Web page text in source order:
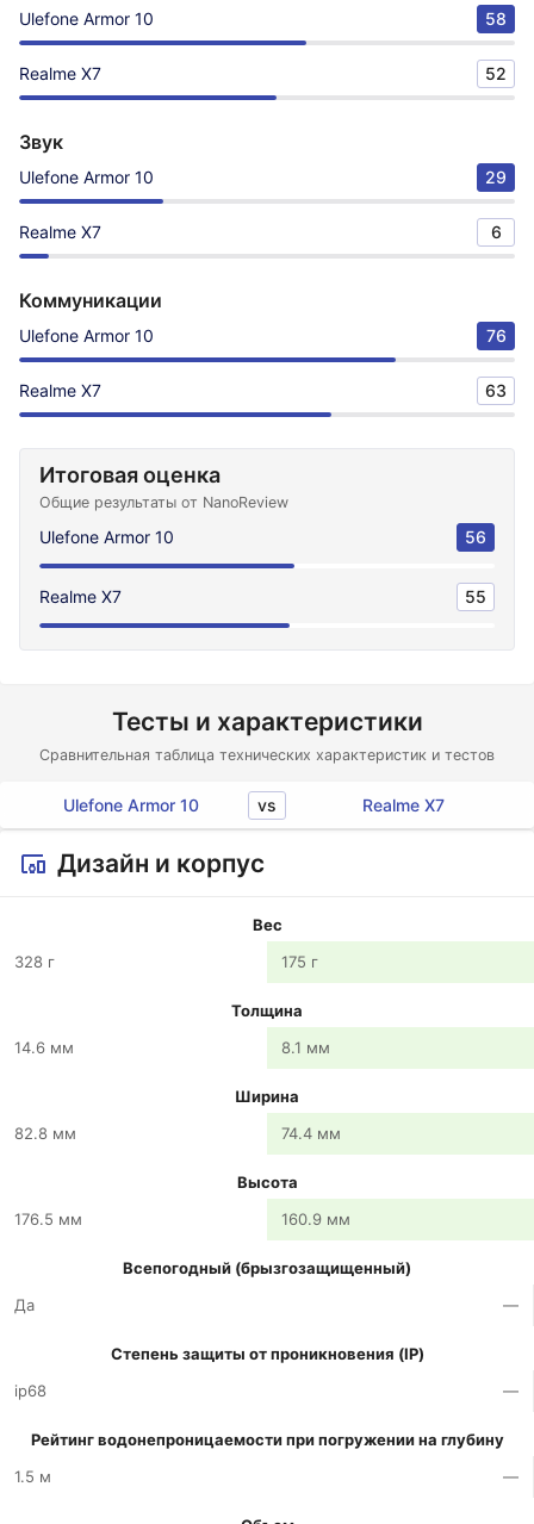
Ulefone Armor 10 58
Realme X7 52
Звук
Ulefone Armor 10 29
Realme X7 6
Коммуникации
Ulefone Armor 10 76
Realme X7 63
Итоговая оценка
Общие результаты от NanoReview
Ulefone Armor 10 56
Realme X7 55
Тесты и характеристики
Сравнительная таблица технических характеристик и тестов
Ulefone Armor 10 vs Realme X7
Дизайн и корпус
Вес
328 г
175 г
Толщина
14.6 мм
8.1 мм
Ширина
82.8 мм
74.4 мм
Высота
176.5 мм
160.9 мм
Всепогодный (брызгозащищенный)
Да
—
Степень защиты от проникновения (IP)
ip68
—
Рейтинг водонепроницаемости при погружении на глубину
1.5 м
—